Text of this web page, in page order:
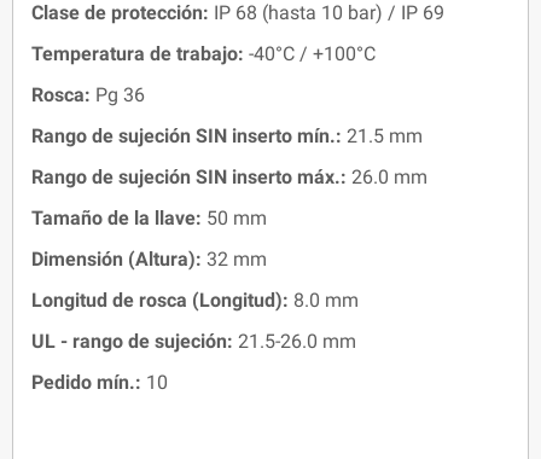
Clase de protección: IP 68 (hasta 10 bar) / IP 69
Temperatura de trabajo: -40°C / +100°C
Rosca: Pg 36
Rango de sujeción SIN inserto mín.: 21.5 mm
Rango de sujeción SIN inserto máx.: 26.0 mm
Tamaño de la llave: 50 mm
Dimensión (Altura): 32 mm
Longitud de rosca (Longitud): 8.0 mm
UL - rango de sujeción: 21.5-26.0 mm
Pedido mín.: 10